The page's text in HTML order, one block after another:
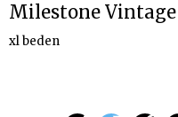
Milestone
xl beden